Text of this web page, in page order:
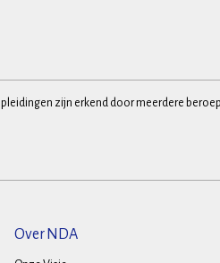
zijn erkend door meerdere
Over NDA